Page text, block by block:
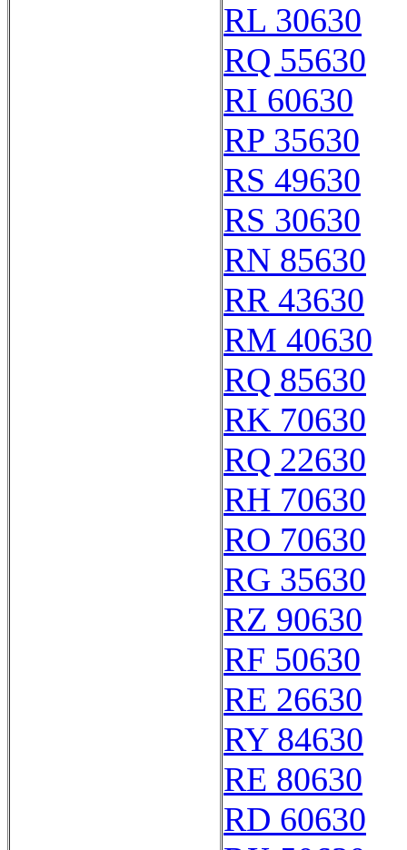
RL 30630
RQ 55630
RI 60630
RP 35630
RS 49630
RS 30630
RN 85630
RR 43630
RM 40630
RQ 85630
RK 70630
RQ 22630
RH 70630
RO 70630
RG 35630
RZ 90630
RF 50630
RE 26630
RY 84630
RE 80630
RD 60630